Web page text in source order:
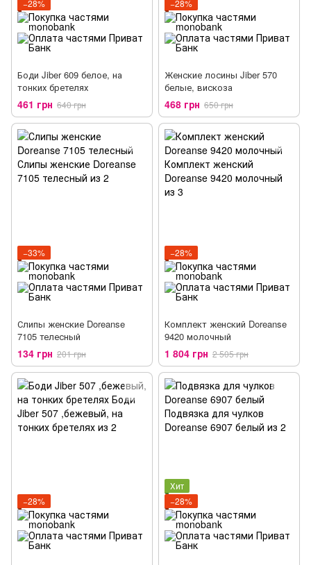
−28%
Боди Jiber 609 белое, на
тонких бретелях
461 грн 640 грн
−28%
Женские лосины Jiber 570
белые, вискоза
468 грн 650 грн
−33%
Слипы женские Doreanse
7105 телесный
134 грн 201 грн
−28%
Комплект женский Doreanse
9420 молочный
1 804 грн 2 505 грн
−28%
Хит
−28%